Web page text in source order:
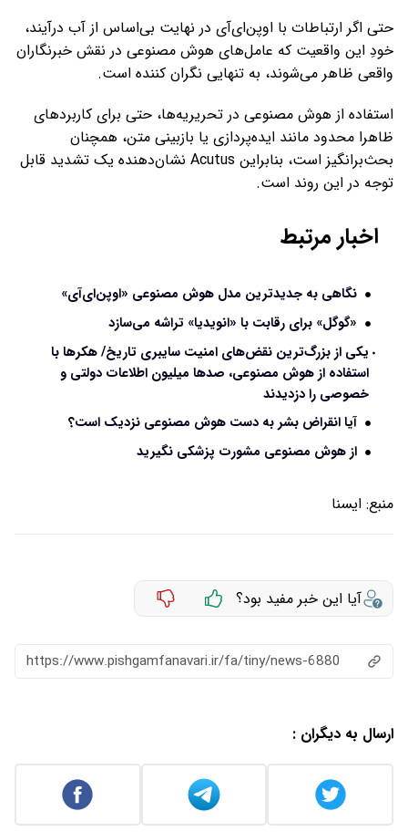
حتی اگر ارتباطات با اوپن‌ای‌آی در نهایت بی‌اساس از آب درآیند،
خودِ این واقعیت که عامل‌های هوش مصنوعی در نقش خبرنگاران
واقعی ظاهر می‌شوند، به ‌تنهایی نگران ‌کننده است.
استفاده از هوش مصنوعی در تحریریه‌ها، حتی برای کاربردهای
ظاهرا محدود مانند ایده‌پردازی یا بازبینی متن، همچنان
بحث‌برانگیز است، بنابراین Acutus نشان‌دهنده یک تشدید قابل‌
توجه در این روند است.
اخبار مرتبط
نگاهی به جدیدترین مدل هوش مصنوعی «اوپن‌ای‌آی»
«گوگل» برای رقابت با «انویدیا» تراشه می‌سازد
یکی از بزرگ‌ترین نقض‌های امنیت سایبری تاریخ/ هکرها با
استفاده از هوش مصنوعی، صدها میلیون اطلاعات دولتی و
خصوصی را دزدیدند
آیا انقراض بشر به دست هوش مصنوعی نزدیک است؟
از هوش مصنوعی مشورت پزشکی نگیرید
منبع: ايسنا
آیا این خبر مفید بود؟
https://www.pishgamfanavari.ir/fa/tiny/news-6880
ارسال به دیگران :